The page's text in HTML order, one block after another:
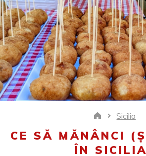
Home Sicilia
CE SĂ MĂNÂNCI
ÎN SICILIA